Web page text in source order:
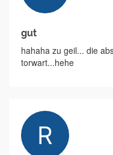
gut
hahaha zu geil... die
torwart...hehe